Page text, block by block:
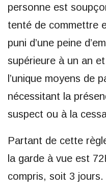
personne est
tenté de commettre
puni d’une peine
supérieure à un an
l’unique moyens de
nécessitant la
suspect ou à la
Partant de cette
la garde à vue est
compris, soit 3 jours.